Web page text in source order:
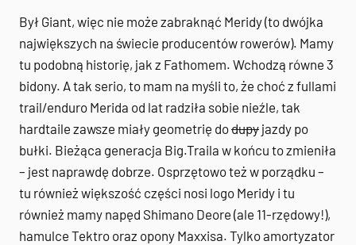
Był Giant, więc nie może zabraknąć Meridy (to dwójka
największych na świecie producentów rowerów). Mamy
tu podobną historię, jak z Fathomem. Wchodzą równe 3
bidony. A tak serio, to mam na myśli to, że choć z fullami
trail/enduro Merida od lat radziła sobie nieźle, tak
hardtaile zawsze miały geometrię dodupy jazdy po
bułki. Bieżąca generacja Big.Traila w końcu to zmieniła
– jest naprawdę dobrze. Osprzętowo też w porządku –
tu również większość części nosi logo Meridy i tu
również mamy napęd Shimano Deore (ale 11-rzędowy!),
hamulce Tektro oraz opony Maxxisa. Tylko amortyzator